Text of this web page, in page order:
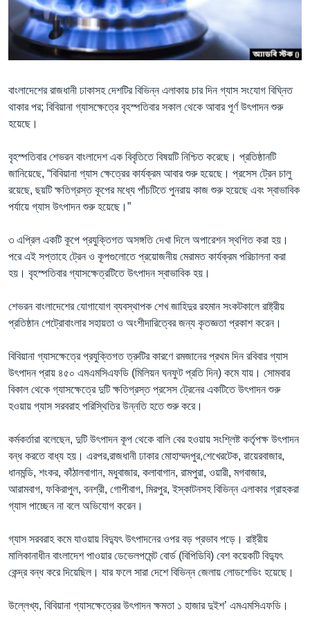
Learning English
FOLLOW US
অন্য ভাষায় ওয়েব সাইট
বাংলাদেশের রাজধানী ঢাকাসহ দেশটির বিভিন্ন এলাকায় চার দিন গ্যাস সংযোগ বিঘ্নিত
থাকার পর; বিবিয়ানা গ্যাসক্ষেত্রে বৃহস্পতিবার সকাল থেকে আবার পূর্ণ উৎপাদন শুরু
হয়েছে।
বৃহস্পতিবার শেভরন বাংলাদেশ এক বিবৃতিতে বিষয়টি নিশ্চিত করেছে। প্রতিষ্ঠানটি
জানিয়েছে, “বিবিয়ানা গ্যাস ক্ষেত্রের কার্যক্রম আবার শুরু হয়েছে। প্রসেস ট্রেন চালু
রয়েছে, ছয়টি ক্ষতিগ্রস্ত কূপের মধ্যে পাঁচটিতে পুনরায় কাজ শুরু হয়েছে এবং স্বাভাবিক
পর্যায়ে গ্যাস উৎপাদন শুরু হয়েছে।”
৩ এপ্রিল একটি কূপে প্রযুক্তিগত অসঙ্গতি দেখা দিলে অপারেশন স্থগিত করা হয়।
পরে এই সপ্তাহে ট্রেন ও কূপগুলোতে প্রয়োজনীয় মেরামত কার্যক্রম পরিচালনা করা
হয়। বৃহস্পতিবার গ্যাসক্ষেত্রটিতে উৎপাদন স্বাভাবিক হয়।
শেভরন বাংলাদেশের যোগাযোগ ব্যবস্থাপক শেখ জাহিদুর রহমান সংকটকালে রাষ্ট্রীয়
প্রতিষ্ঠান পেট্রোবাংলার সহায়তা ও অংশীদারিত্বের জন্য কৃতজ্ঞতা প্রকাশ করেন।
বিবিয়ানা গ্যাসক্ষেত্রে প্রযুক্তিগত ত্রুটির কারণে রমজানের প্রথম দিন রবিবার গ্যাস
উৎপাদন প্রায় ৪৫০ এমএমসিএফডি (মিলিয়ন ঘনফুট প্রতি দিন) কমে যায়। সোমবার
বিকাল থেকে গ্যাসক্ষেত্রে দুটি ক্ষতিগ্রস্ত প্রসেস ট্রেনের একটিতে উৎপাদন শুরু
হওয়ায় গ্যাস সরবরাহ পরিস্থিতির উন্নতি হতে শুরু করে।
কর্মকর্তারা বলেছেন, দুটি উৎপাদন কূপ থেকে বালি বের হওয়ায় সংশ্লিষ্ট কর্তৃপক্ষ উৎপাদন
বন্ধ করতে বাধ্য হয়। এরপর,রাজধানী ঢাকার মোহাম্মদপুর,শেখেরটেক, রায়েরবাজার,
ধানমন্ডি, শংকর, কাঁঠালবাগান, মধুবাজার, কলাবাগান, রামপুরা, ওয়ারী, মগবাজার,
আরামবাগ, ফকিরাপুল, বনশ্রী, গোপীবাগ, মিরপুর, ইস্কাটনসহ বিভিন্ন এলাকার গ্রাহকরা
গ্যাস পাচ্ছেন না বলে অভিযোগ করেন।
গ্যাস সরবরাহ কমে যাওয়ায় বিদ্যুৎ উৎপাদনের ওপর বড় প্রভাব পড়ে। রাষ্ট্রীয়
মালিকানাধীন বাংলাদেশ পাওয়ার ডেভেলপমেন্ট বোর্ড (বিপিডিবি) বেশ কয়েকটি বিদ্যুৎ
কেন্দ্র বন্ধ করে দিয়েছিল। যার ফলে সারা দেশে বিভিন্ন জেলায় লোডশেডিং হয়েছে।
উল্লেখ্য, বিবিয়ানা গ্যাসক্ষেত্রের উৎপাদন ক্ষমতা ১ হাজার দুইশ’ এমএমসিএফডি।